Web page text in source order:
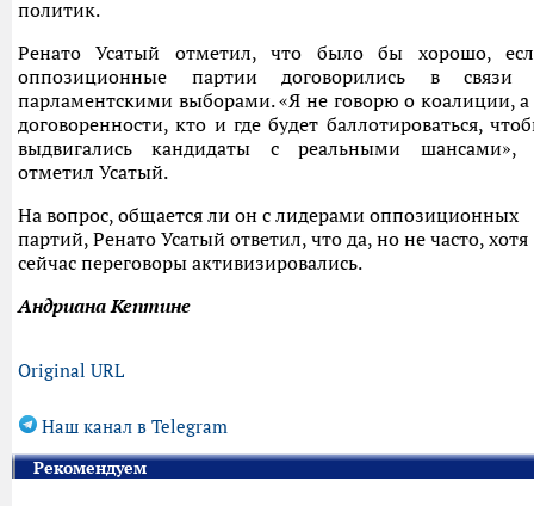
политик.
Ренато Усатый отметил, что было бы хорошо,
оппозиционные партии договорились в связи
парламентскими выборами. «Я не говорю о коалиции, а
договоренности, кто и где будет баллотироваться,
выдвигались кандидаты с реальными шансами»,
отметил Усатый.
На вопрос, общается ли он с лидерами оппозиционных
партий, Ренато Усатый ответил, что да, но не часто, хотя
сейчас переговоры активизировались.
Андриана Кептине
Original URL
Наш канал в Telegram
Рекомендуем